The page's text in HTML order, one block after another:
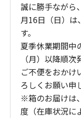
誠に勝手ながら
月16日（日）は
す。
夏季休業期間中
（月）以降順
ご不便をおかけ
ろしくお願い申
※箱のお届けは
度（在庫状況に